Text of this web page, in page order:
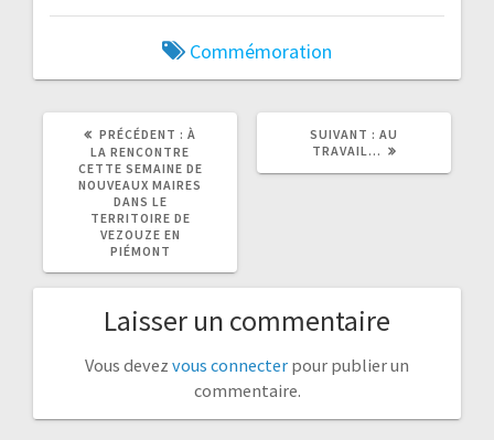
Commémoration
PRÉCÉDENT :
ARTICLE
PRÉCÉDENT
À
LA RENCONTRE
CETTE SEMAINE DE
NOUVEAUX MAIRES
DANS LE
TERRITOIRE DE
VEZOUZE EN
PIÉMONT
SUIVANT :
ARTICLE
SUIVANT
AU
TRAVAIL…
Laisser un commentaire
Vous devez vous connecter pour publier un
commentaire.